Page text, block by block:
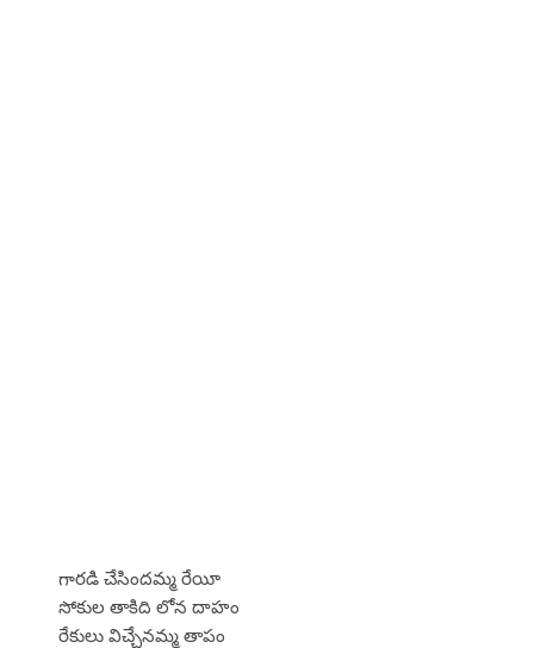
గారడి చేసిందమ్మ రేయీ
సోకుల తాకిది లోన దాహం
రేకులు విచ్చేనమ్మ తాపం